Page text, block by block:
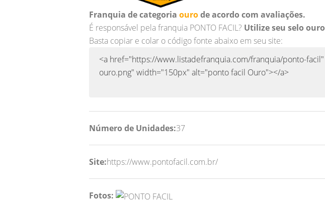
Franquia de categoria ourode acordo com avaliações.
É responsável pela franquia PONTO FACIL? Utilize seu selo ouro
Basta copiar e colar o código fonte abaixo em seu site:
Número de Unidades:37
Site:https://www.pontofacil.com.br/
Fotos: